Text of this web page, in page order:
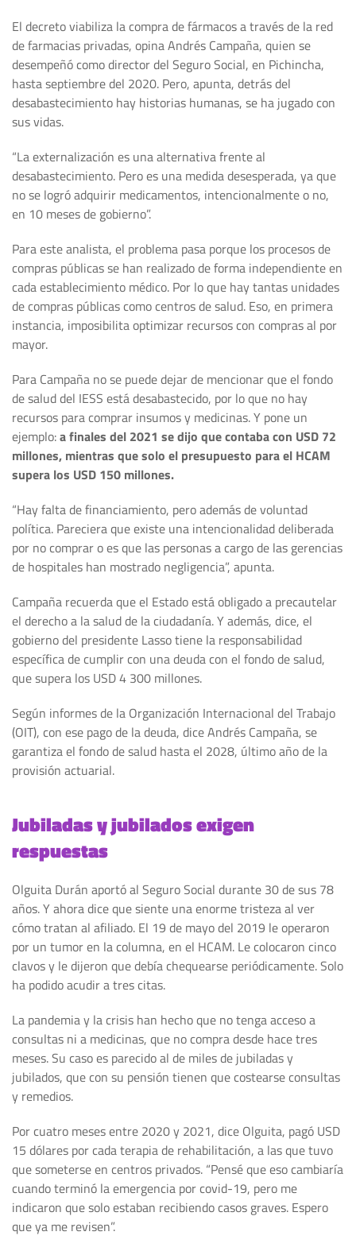
El decreto viabiliza la compra de fármacos a través de la red
de farmacias privadas, opina Andrés Campaña, quien se
desempeñó como director del Seguro Social, en Pichincha,
hasta septiembre del 2020. Pero, apunta, detrás del
desabastecimiento hay historias humanas, se ha jugado con
sus vidas.
“La externalización es una alternativa frente al
desabastecimiento. Pero es una medida desesperada, ya que
no se logró adquirir medicamentos, intencionalmente o no,
en 10 meses de gobierno”.
Para este analista, el problema pasa porque los procesos de
compras públicas se han realizado de forma independiente en
cada establecimiento médico. Por lo que hay tantas unidades
de compras públicas como centros de salud. Eso, en primera
instancia, imposibilita optimizar recursos con compras al por
mayor.
Para Campaña no se puede dejar de mencionar que el fondo
de salud del IESS está desabastecido, por lo que no hay
recursos para comprar insumos y medicinas. Y pone un
ejemplo:a finales del 2021 se dijo que contaba con USD 72
millones, mientras que solo el presupuesto para el HCAM
supera los USD 150 millones.
“Hay falta de financiamiento, pero además de voluntad
política. Pareciera que existe una intencionalidad deliberada
por no comprar o es que las personas a cargo de las gerencias
de hospitales han mostrado negligencia”, apunta.
Campaña recuerda que el Estado está obligado a precautelar
el derecho a la salud de la ciudadanía. Y además, dice, el
gobierno del presidente Lasso tiene la responsabilidad
específica de cumplir con una deuda con el fondo de salud,
que supera los USD 4 300 millones.
Según informes de la Organización Internacional del Trabajo
(OIT), con ese pago de la deuda, dice Andrés Campaña, se
garantiza el fondo de salud hasta el 2028, último año de la
provisión actuarial.
Jubiladas y jubilados exigen
respuestas
Olguita Durán aportó al Seguro Social durante 30 de sus 78
años. Y ahora dice que siente una enorme tristeza al ver
cómo tratan al afiliado. El 19 de mayo del 2019 le operaron
por un tumor en la columna, en el HCAM. Le colocaron cinco
clavos y le dijeron que debía chequearse periódicamente. Solo
ha podido acudir a tres citas.
La pandemia y la crisis han hecho que no tenga acceso a
consultas ni a medicinas, que no compra desde hace tres
meses. Su caso es parecido al de miles de jubiladas y
jubilados, que con su pensión tienen que costearse consultas
y remedios.
Por cuatro meses entre 2020 y 2021, dice Olguita, pagó USD
15 dólares por cada terapia de rehabilitación, a las que tuvo
que someterse en centros privados. “Pensé que eso cambiaría
cuando terminó la emergencia por covid-19, pero me
indicaron que solo estaban recibiendo casos graves. Espero
que ya me revisen”.